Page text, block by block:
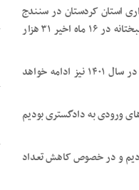
استان کردستان در سنندج
اظهار کرد: کردستان در سال ۹۹ آخرین استان در خصوص پرونده های رسوبی بود که خوشبختانه در ۱۶ ماه اخیر ۳۱ هزار
وی افزود: در سال ۱۴۰۰ بیش از ۲۱ هزار پرونده کسر شده است و این روند موفقیت آمیز در سال ۱۴۰۱ نیز ادامه خواهد
سال گذشته شاهد افزایش ۱۵ درصدی پرونده های ورودی به دادگستری بودیم
و در خصوص کاهش تعداد